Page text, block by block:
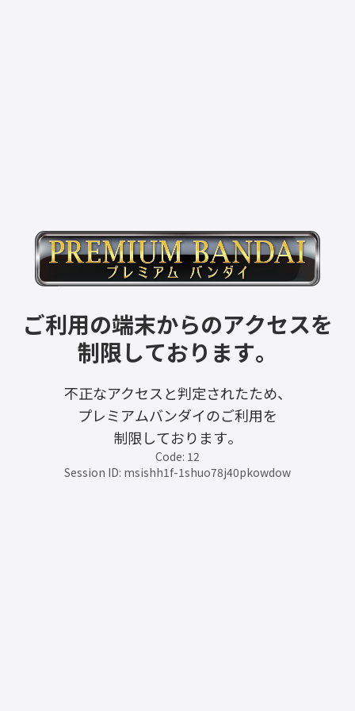
ご利用の端末からのアクセスを
制限しております。
不正なアクセスと判定されたため、
プレミアムバンダイのご利用を
制限しております。
Code: 12
Session ID: msishh1f-1shuo78j40pkowdow